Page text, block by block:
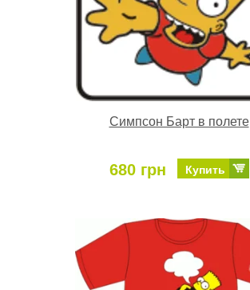
Симпсон Барт в полете
680 грн Купить